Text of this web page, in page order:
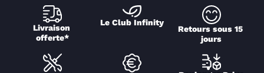
Livraison
offerte*
Le Club Infinity
Retours sous 15
jours